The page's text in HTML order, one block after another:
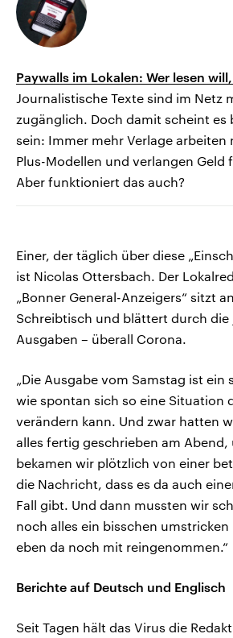
Paywalls im Lokalen: Wer lesen
Journalistische Texte sind im Netz
zugänglich. Doch damit scheint es
sein: Immer mehr Verlage arbeiten
Plus-Modellen und verlangen Geld
Aber funktioniert das auch?
Einer, der täglich über diese
ist Nicolas Ottersbach. Der
„Bonner General-Anzeigers“ sitzt
Schreibtisch und blättert durch die
Ausgaben – überall Corona.
„Die Ausgabe vom Samstag ist ein
wie spontan sich so eine Situation
verändern kann. Und zwar hatten
alles fertig geschrieben am Abend,
bekamen wir plötzlich von einer
die Nachricht, dass es da auch
Fall gibt. Und dann mussten wir
noch alles ein bisschen umstricken
eben da noch mit reingenommen.“
Berichte auf Deutsch und Englisch
Seit Tagen hält das Virus die